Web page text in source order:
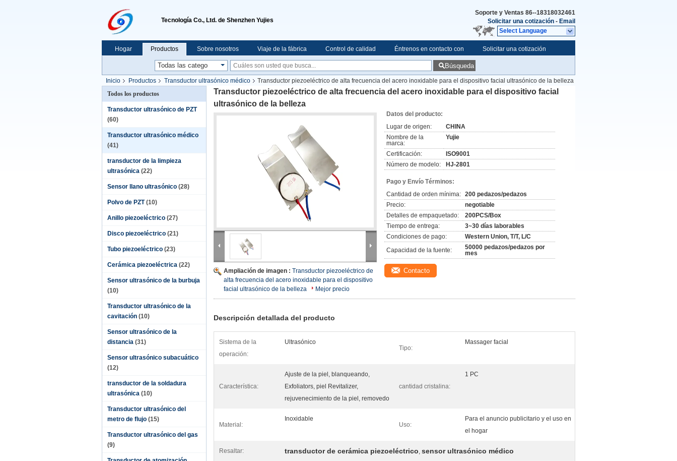
Tecnología Co., Ltd. de Shenzhen Yujies
Soporte y Ventas 86--18318032461
Solicitar una cotización - Email
Select Language
Hogar Productos Sobre nosotros Viaje de la fábrica Control de calidad Éntrenos en contacto con Solicitar una cotización
Búsqueda
Inicio Productos Transductor ultrasónico médico
Transductor piezoeléctrico de alta frecuencia del acero inoxidable para el dispositivo facial ultrasónico de la belleza
Todos los productos
Transductor ultrasónico de PZT
(60)
Transductor ultrasónico médico
(41)
transductor de la limpieza
ultrasónica (22)
Sensor llano ultrasónico (28)
Polvo de PZT (10)
Anillo piezoeléctrico (27)
Disco piezoeléctrico (21)
Tubo piezoeléctrico (23)
Cerámica piezoeléctrica (22)
Sensor ultrasónico de la burbuja
(10)
Transductor ultrasónico de la
cavitación (10)
Sensor ultrasónico de la
distancia (31)
Sensor ultrasónico subacuático
(12)
transductor de la soldadura
ultrasónica (10)
Transductor ultrasónico del
metro de flujo (15)
Transductor ultrasónico del gas
(9)
Transductor piezoeléctrico de alta frecuencia del acero inoxidable para el dispositivo facial
ultrasónico de la belleza
Ampliación de imagen : Transductor piezoeléctrico de
alta frecuencia del acero inoxidable para el dispositivo
facial ultrasónico de la belleza
Mejor precio
Datos del producto:
Lugar de origen:
CHINA
Nombre de la
marca:
Yujie
Certificación:
ISO9001
Número de modelo:
HJ-2801
Pago y Envío Términos:
Cantidad de orden mínima: 200 pedazos/pedazos
Precio:
negotiable
Detalles de empaquetado:
200PCS/Box
Tiempo de entrega:
3~30 días laborables
Condiciones de pago:
Western Union, T/T, L/C
Capacidad de la fuente:
50000 pedazos/pedazos por
mes
Contacto
Descripción detallada del producto
Sistema de la
operación:
Ultrasónico
Tipo:
Massager facial
Característica:
Ajuste de la piel, blanqueando,
Exfoliators, piel Revitalizer,
rejuvenecimiento de la piel, removedo
cantidad cristalina:
1 PC
Material:
Inoxidable
Uso:
Para el anuncio publicitario y el uso en
el hogar
Resaltar: transductor de cerámica piezoeléctrico, sensor ultrasónico médico